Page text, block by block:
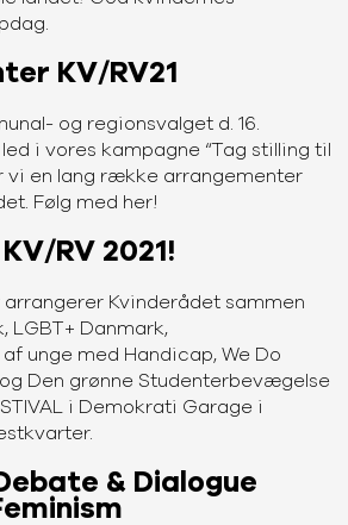
KV/RV21
og regionsvalget d. 16.
i vores kampagne “Tag stilling til
vi en lang række arrangementer
Følg med her!
RV 2021!
arrangerer Kvinderådet sammen
LGBT+ Danmark,
unge med Handicap, We Do
Den grønne Studenterbevægelse
i Demokrati Garage i
& Dialogue